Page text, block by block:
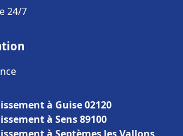
24/7
à Guise 02120
à Sens 89100